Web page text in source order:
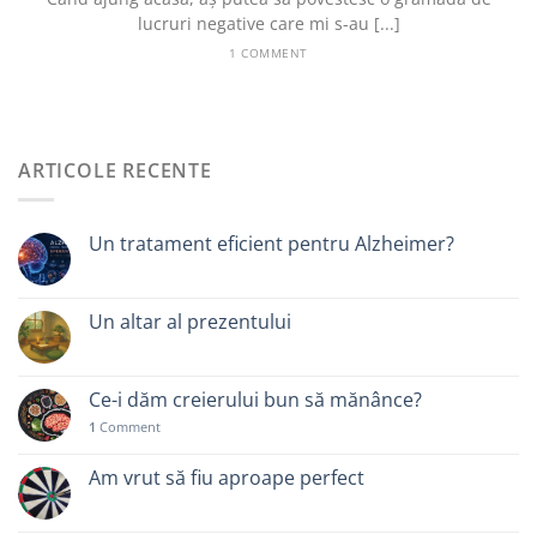
lucruri negative care mi s-au [...]
1 COMMENT
ARTICOLE RECENTE
Un tratament eficient pentru Alzheimer?
Un altar al prezentului
Ce-i dăm creierului bun să mănânce?
1 Comment
Am vrut să fiu aproape perfect